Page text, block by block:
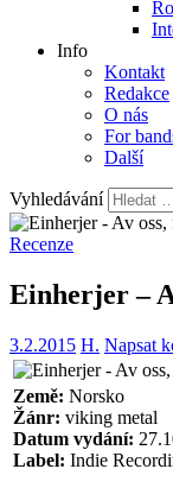
Info
Kontakt
Redakce
O nás
For
Další
Vyhledávání
Recenze
Einherjer –
3.2.2015 H. Napsat
Země: Norsko
Žánr: viking metal
Datum vydání:
Label: Indie